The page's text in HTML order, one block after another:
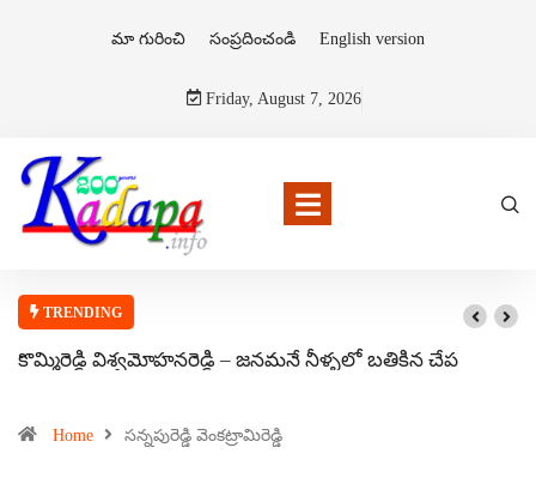
మా గురించి సంప్రదించండి English version
Friday, August 7, 2026
TRENDING
కొమ్మిరెడ్డి విశ్వమోహనరెడ్డి – జనమనే నీళ్ళలో బతికిన చేప
Home సన్నపురెడ్డి వెంకట్రామిరెడ్డి